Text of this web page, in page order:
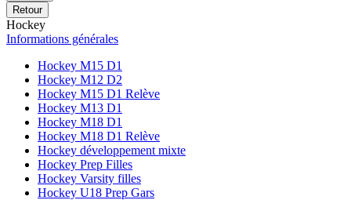
Retour
Hockey
Informations générales
Hockey M15 D1
Hockey M12 D2
Hockey M15 D1 Relève
Hockey M13 D1
Hockey M18 D1
Hockey M18 D1 Relève
Hockey développement mixte
Hockey Prep Filles
Hockey Varsity filles
Hockey U18 Prep Gars